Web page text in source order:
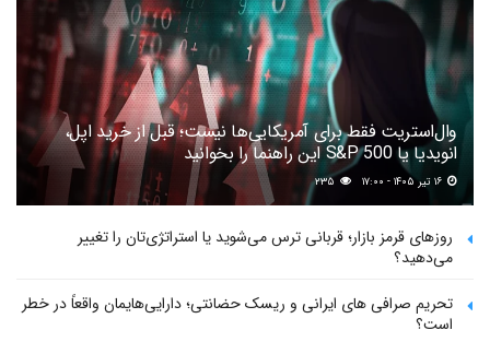
وال‌استریت فقط برای آمریکایی‌ها نیست؛ قبل از خرید اپل،
انویدیا یا S&P 500 این راهنما را بخوانید
۲۳۵
روزهای قرمز بازار؛ قربانی ترس می‌شوید یا استراتژی‌تان را تغییر
می‌دهید؟
تحریم صرافی های ایرانی و ریسک حضانتی؛ دارایی‌هایمان واقعاً در خطر
است؟